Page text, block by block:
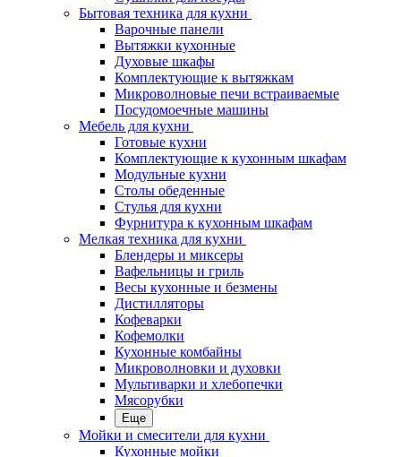
Бытовая техника для кухни
Варочные панели
Вытяжки кухонные
Духовые шкафы
Комплектующие к вытяжкам
Микроволновые печи встраиваемые
Посудомоечные машины
Мебель для кухни
Готовые кухни
Комплектующие к кухонным шкафам
Модульные кухни
Столы обеденные
Стулья для кухни
Фурнитура к кухонным шкафам
Мелкая техника для кухни
Блендеры и миксеры
Вафельницы и гриль
Весы кухонные и безмены
Дистилляторы
Кофеварки
Кофемолки
Кухонные комбайны
Микроволновки и духовки
Мультиварки и хлебопечки
Мясорубки
Еще
Мойки и смесители для кухни
Кухонные мойки